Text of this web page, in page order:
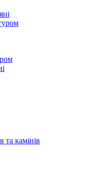
та камінів